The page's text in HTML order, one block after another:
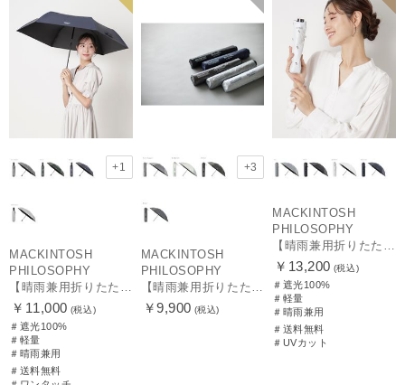
+1
MACKINTOSH
PHILOSOPHY
【晴雨兼用折りたたみ日傘】マッキントッシュ フィロソフィー (MACKINTOSH PHILOSOPHY) バーブレラ サンプロテクト（SUNPROTECT）自動開閉 遮光100
￥11,000 (税込)
＃遮光100%
＃軽量
＃晴雨兼用
＃送料無料
+3
MACKINTOSH
PHILOSOPHY
【晴雨兼用折りたたみ日傘】マッキントッシュ フィロソフィー(MACKINTOSH PHILOSOPHY) バーブレラ サンプロテクトシリーズ（SUNPROTECT）無地 軽量 遮熱 遮光100 55
￥9,900 (税込)
MACKINTOSH
PHILOSOPHY
【晴雨兼用折りたたみ日傘】マッキントッシュ フィロソフィー (MACKINTOSH PHILOSOPHY)コーギー 雨の日OK 軽量 遮光100％ 遮熱 UV
￥13,200 (税込)
＃遮光100%
＃軽量
＃晴雨兼用
＃送料無料
＃UVカット